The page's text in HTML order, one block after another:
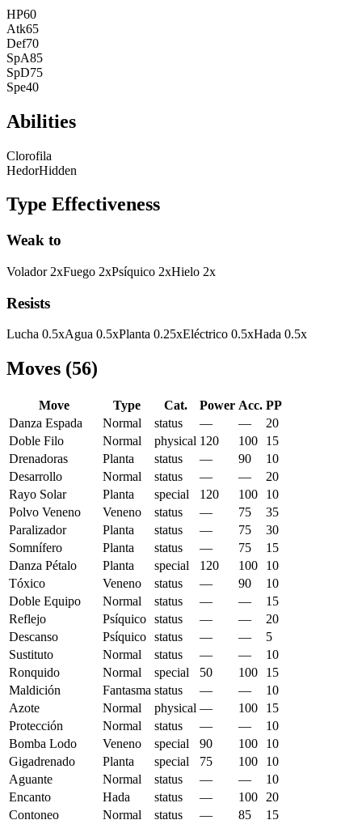
HP60
Atk65
Def70
SpA85
SpD75
Spe40
Abilities
Clorofila
HedorHidden
Type Effectiveness
Weak to
Volador 2xFuego 2xPsíquico 2xHielo 2x
Resists
Lucha 0.5xAgua 0.5xPlanta 0.25xEléctrico 0.5xHada 0.5x
Moves (56)
Move Type Cat. Power Acc. PP
Danza Espada
Normal status — —
20
Doble Filo
Normal physical 120 100
15
Drenadoras
Planta status — 90
10
Desarrollo
Normal status — —
20
Rayo Solar
Planta special 120 100
10
Polvo Veneno
Veneno status — 75
35
Paralizador
Planta status — 75
30
Somnífero
Planta status — 75
15
Danza Pétalo
Planta special 120 100
10
Tóxico
Veneno status — 90
10
Doble Equipo
Normal status — —
15
Reflejo
Psíquico status — —
20
Descanso
Psíquico status — —
5
Sustituto
Normal status — —
10
Ronquido
Normal special 50 100
15
Maldición
Fantasma status — —
10
Azote
Normal physical — 100
15
Protección
Normal status — —
10
Bomba Lodo
Veneno special 90 100
10
Gigadrenado
Planta special 75 100
10
Aguante
Normal status — —
10
Encanto
Hada status — 100
20
Contoneo
Normal status — 85
15